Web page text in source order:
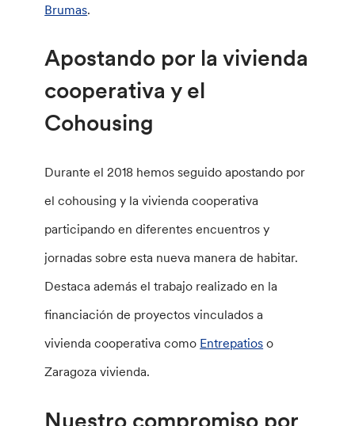
Brumas.
Apostando por la vivienda
cooperativa y el
Cohousing
Durante el 2018 hemos seguido apostando por
el cohousing y la vivienda cooperativa
participando en diferentes encuentros y
jornadas sobre esta nueva manera de habitar.
Destaca además el trabajo realizado en la
financiación de proyectos vinculados a
vivienda cooperativa como Entrepatios o
Zaragoza vivienda.
Nuestro compromiso por